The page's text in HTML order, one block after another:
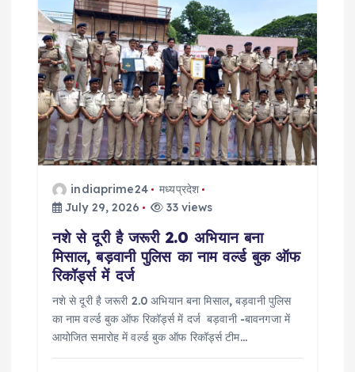
g
a
t
indiaprime24
मध्यप्रदेश
July 29, 2026
33 views
नशे से दूरी है जरूरी 2.0 अभियान बना
मिसाल, बड़वानी पुलिस का नाम वर्ल्ड बुक ऑफ
रिकॉर्ड्स में दर्ज
नशे से दूरी है जरूरी 2.0 अभियान बना मिसाल, बड़वानी पुलिस
का नाम वर्ल्ड बुक ऑफ रिकॉर्ड्स में दर्ज बड़वानी -बावनगजा में
आयोजित समारोह में वर्ल्ड बुक ऑफ रिकॉर्ड्स टीम…